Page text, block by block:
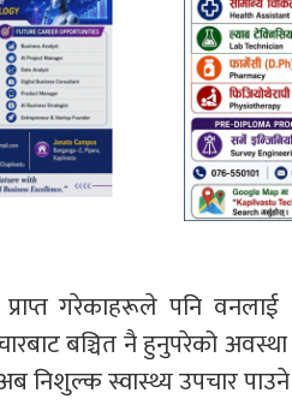
प्राप्त गरेकाहरूले पनि
बञ्चित नै हुनुपरेको
निशुल्क स्वास्थ्य उपचार